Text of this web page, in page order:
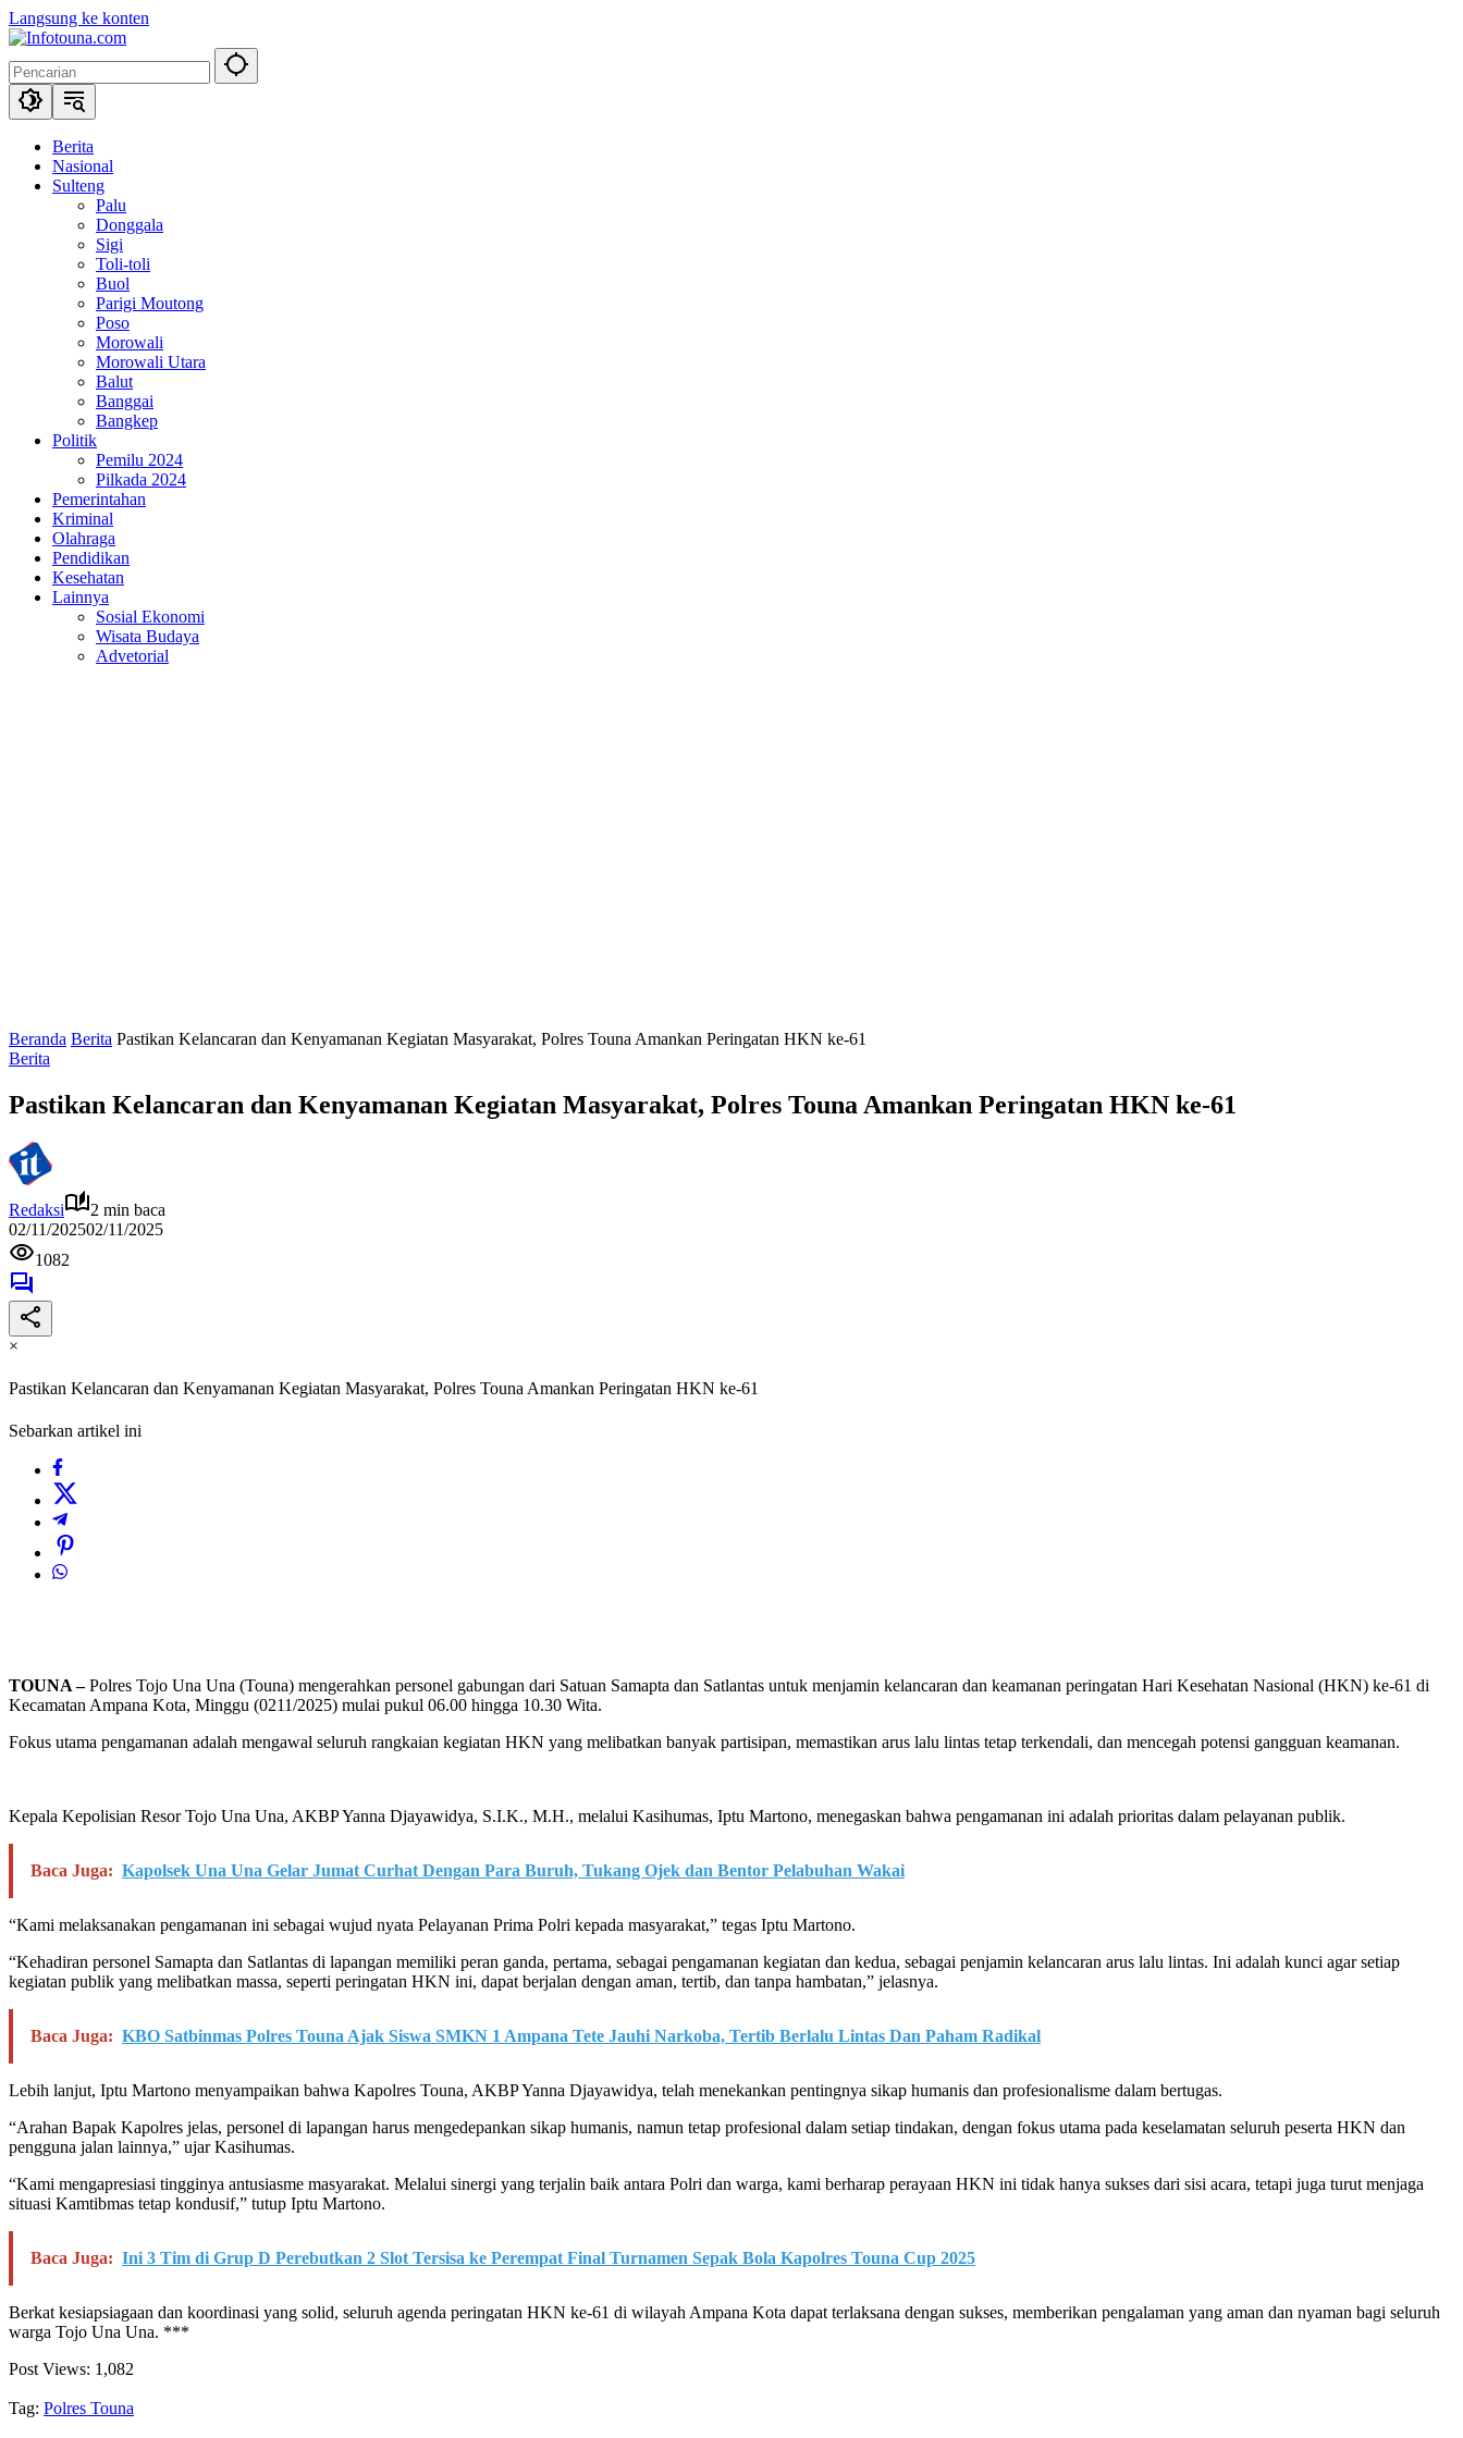
Langsung ke konten
Berita
Nasional
Sulteng
Palu
Donggala
Sigi
Toli-toli
Buol
Parigi Moutong
Poso
Morowali
Morowali Utara
Balut
Banggai
Bangkep
Politik
Pemilu 2024
Pilkada 2024
Pemerintahan
Kriminal
Olahraga
Pendidikan
Kesehatan
Lainnya
Sosial Ekonomi
Wisata Budaya
Advetorial
Beranda Berita Pastikan Kelancaran dan Kenyamanan Kegiatan Masyarakat, Polres Touna Amankan Peringatan HKN ke-61
Berita
Pastikan Kelancaran dan Kenyamanan Kegiatan Masyarakat, Polres Touna Amankan Peringatan HKN ke-61
Redaksi
2 min baca
02/11/202502/11/2025
1082
×
Pastikan Kelancaran dan Kenyamanan Kegiatan Masyarakat, Polres Touna Amankan Peringatan HKN ke-61
Sebarkan artikel ini
TOUNA –Polres Tojo Una Una (Touna) mengerahkan personel gabungan dari Satuan Samapta dan Satlantas untuk menjamin kelancaran dan keamanan peringatan Hari Kesehatan Nasional (HKN) ke-61 di
Kecamatan Ampana Kota, Minggu (0211/2025) mulai pukul 06.00 hingga 10.30 Wita.
Fokus utama pengamanan adalah mengawal seluruh rangkaian kegiatan HKN yang melibatkan banyak partisipan, memastikan arus lalu lintas tetap terkendali, dan mencegah potensi gangguan keamanan.
Kepala Kepolisian Resor Tojo Una Una, AKBP Yanna Djayawidya, S.I.K., M.H., melalui Kasihumas, Iptu Martono, menegaskan bahwa pengamanan ini adalah prioritas dalam pelayanan publik.
Baca Juga: Kapolsek Una Una Gelar Jumat Curhat Dengan Para Buruh, Tukang Ojek dan Bentor Pelabuhan Wakai
“Kami melaksanakan pengamanan ini sebagai wujud nyata Pelayanan Prima Polri kepada masyarakat,” tegas Iptu Martono.
“Kehadiran personel Samapta dan Satlantas di lapangan memiliki peran ganda, pertama, sebagai pengamanan kegiatan dan kedua, sebagai penjamin kelancaran arus lalu lintas. Ini adalah kunci agar setiap
kegiatan publik yang melibatkan massa, seperti peringatan HKN ini, dapat berjalan dengan aman, tertib, dan tanpa hambatan,” jelasnya.
Baca Juga: KBO Satbinmas Polres Touna Ajak Siswa SMKN 1 Ampana Tete Jauhi Narkoba, Tertib Berlalu Lintas Dan Paham Radikal
Lebih lanjut, Iptu Martono menyampaikan bahwa Kapolres Touna, AKBP Yanna Djayawidya, telah menekankan pentingnya sikap humanis dan profesionalisme dalam bertugas.
“Arahan Bapak Kapolres jelas, personel di lapangan harus mengedepankan sikap humanis, namun tetap profesional dalam setiap tindakan, dengan fokus utama pada keselamatan seluruh peserta HKN dan
pengguna jalan lainnya,” ujar Kasihumas.
“Kami mengapresiasi tingginya antusiasme masyarakat. Melalui sinergi yang terjalin baik antara Polri dan warga, kami berharap perayaan HKN ini tidak hanya sukses dari sisi acara, tetapi juga turut menjaga
situasi Kamtibmas tetap kondusif,” tutup Iptu Martono.
Baca Juga: Ini 3 Tim di Grup D Perebutkan 2 Slot Tersisa ke Perempat Final Turnamen Sepak Bola Kapolres Touna Cup 2025
Berkat kesiapsiagaan dan koordinasi yang solid, seluruh agenda peringatan HKN ke-61 di wilayah Ampana Kota dapat terlaksana dengan sukses, memberikan pengalaman yang aman dan nyaman bagi seluruh
warga Tojo Una Una. ***
Post Views: 1,082
Tag: Polres Touna